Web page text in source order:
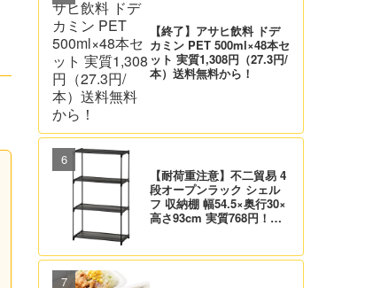
【終了】アサヒ飲料 ドデ
カミン PET 500ml×48本セ
ット 実質1,308円（27.3円/
本）送料無料から！
【耐荷重注意】不二貿易 4
段オープンラック シェル
フ 収納棚 幅54.5×奥行30×
高さ93cm 実質768円！プ